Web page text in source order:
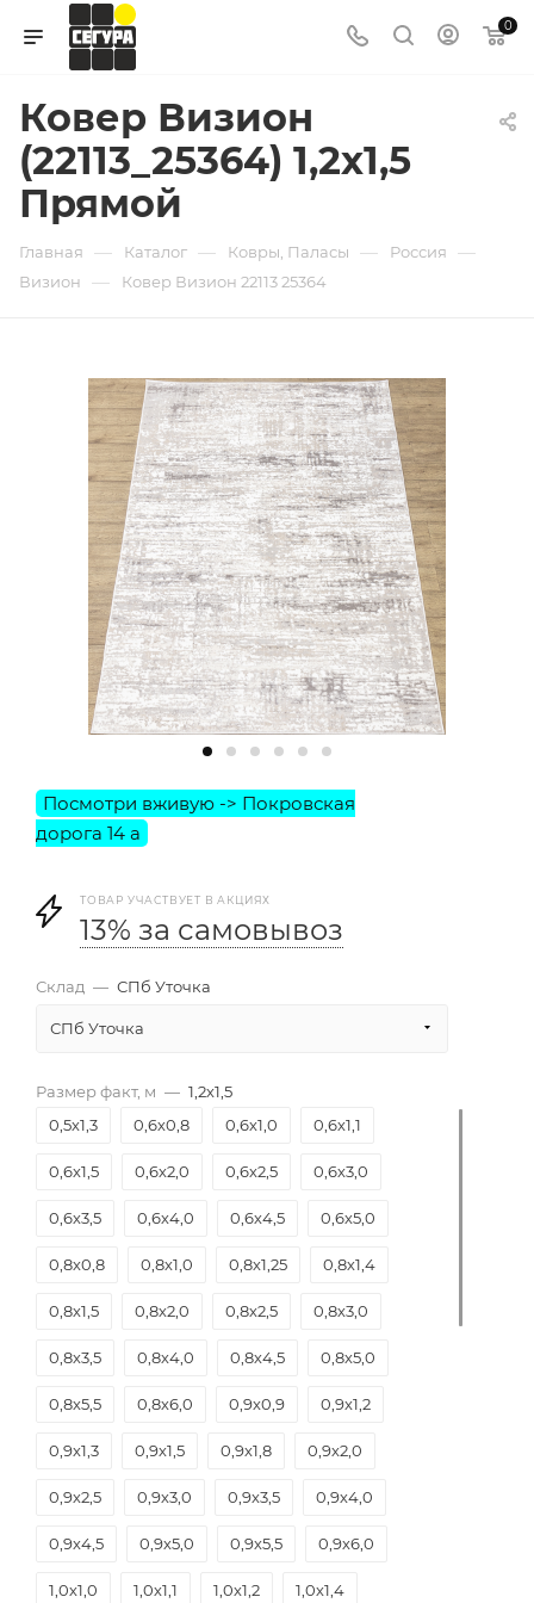
0
Ковер Визион
(22113_25364) 1,2х1,5
Прямой
Главная — Каталог — Ковры, Паласы — Россия —
Визион — Ковер Визион 22113 25364
ТОВАР УЧАСТВУЕТ В АКЦИЯХ
13% за самовывоз
Склад — СПб Уточка
СПб Уточка
Размер факт, м — 1,2х1,5
0,5х1,3
0,6х0,8 0,6х1,0 0,6х1,1
0,6х1,5 0,6х2,0 0,6х2,5 0,6х3,0
0,6х3,5 0,6х4,0 0,6х4,5 0,6х5,0
0,8х0,8 0,8х1,0 0,8х1,25 0,8х1,4
0,8х1,5 0,8х2,0 0,8х2,5 0,8х3,0
0,8х3,5 0,8х4,0 0,8х4,5 0,8х5,0
0,8х5,5 0,8х6,0 0,9х0,9 0,9х1,2
0,9х1,3 0,9х1,5 0,9х1,8 0,9х2,0
0,9х2,5 0,9х3,0 0,9х3,5 0,9х4,0
0,9х4,5 0,9х5,0 0,9х5,5 0,9х6,0
1,0х1,0 1,0х1,1 1,0х1,2 1,0х1,4